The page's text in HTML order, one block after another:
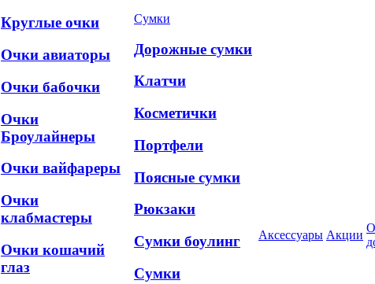
Круглые очки
Очки авиаторы
Очки бабочки
Очки
Броулайнеры
Очки вайфареры
Очки
клабмастеры
Очки кошачий
глаз
Сумки
Дорожные сумки
Клатчи
Косметички
Портфели
Поясные сумки
Рюкзаки
Сумки боулинг
Сумки
Аксессуары Акции